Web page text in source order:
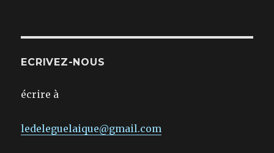
ECRIVEZ-NOUS
écrire à
ledeleguelaique@gmail.com